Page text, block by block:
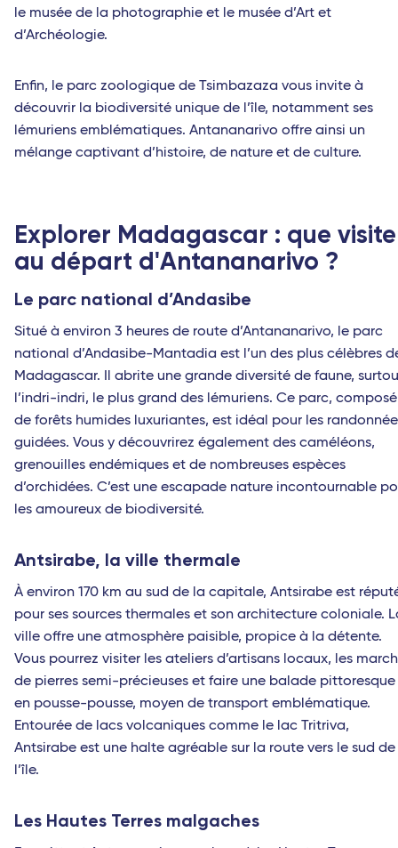
le musée de la photographie et le musée d’Art et
d’Archéologie.
Enfin, le parc zoologique de Tsimbazaza vous invite à
découvrir la biodiversité unique de l’île, notamment ses
lémuriens emblématiques. Antananarivo offre ainsi un
mélange captivant d’histoire, de nature et de culture.
Explorer Madagascar : que
au départ d'Antananarivo ?
Le parc national d’Andasibe
Situé à environ 3 heures de route d’Antananarivo, le parc
national d’Andasibe-Mantadia est l’un des plus célèbres
Madagascar. Il abrite une grande diversité de faune,
l’indri-indri, le plus grand des lémuriens. Ce parc, composé
de forêts humides luxuriantes, est idéal pour les
guidées. Vous y découvrirez également des caméléons,
grenouilles endémiques et de nombreuses espèces
d’orchidées. C’est une escapade nature incontournable
les amoureux de biodiversité.
Antsirabe, la ville thermale
À environ 170 km au sud de la capitale, Antsirabe est
pour ses sources thermales et son architecture coloniale.
ville offre une atmosphère paisible, propice à la détente.
Vous pourrez visiter les ateliers d’artisans locaux, les
de pierres semi-précieuses et faire une balade pittoresque
en pousse-pousse, moyen de transport emblématique.
Entourée de lacs volcaniques comme le lac Tritriva,
Antsirabe est une halte agréable sur la route vers le sud de
l’île.
Les Hautes Terres malgaches